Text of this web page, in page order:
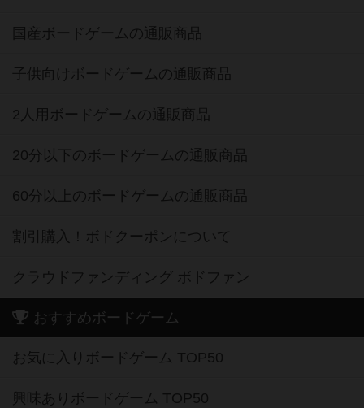
国産ボードゲームの通販商品
子供向けボードゲームの通販商品
2人用ボードゲームの通販商品
20分以下のボードゲームの通販商品
60分以上のボードゲームの通販商品
割引購入！ボドクーポンについて
クラウドファンディング ボドファン
おすすめボードゲーム
お気に入りボードゲーム TOP50
興味ありボードゲーム TOP50